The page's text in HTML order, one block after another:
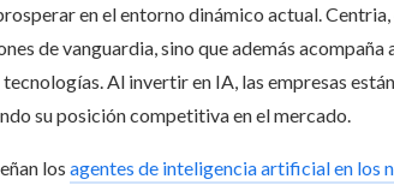
en el entorno dinámico actual.
de vanguardia, sino que además acompaña
Al invertir en IA, las empresas
su posición competitiva en el mercado.
los agentes de inteligencia artificial en los